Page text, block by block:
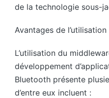
de la technologie sous-
Avantages de
L’utilisation du
développement
Bluetooth présente
d’entre eux incluent :